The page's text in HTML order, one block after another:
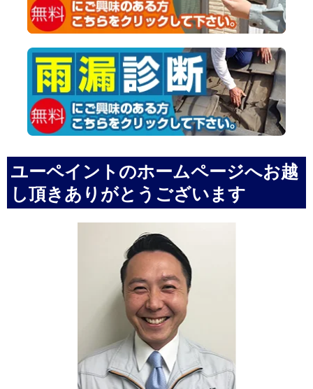
ユーペイントのホームページへお越
し頂きありがとうございます